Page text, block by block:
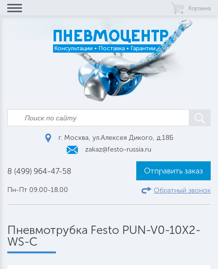
Корзина
г. Москва, ул.Алексея Дикого, д.18Б
zakaz@festo-russia.ru
8 (499) 964-47-58
Пн-Пт 09.00-18.00
Отправить заказ
Обратный звонок
Пневмотрубка Festo PUN-V0-10X2-
WS-C